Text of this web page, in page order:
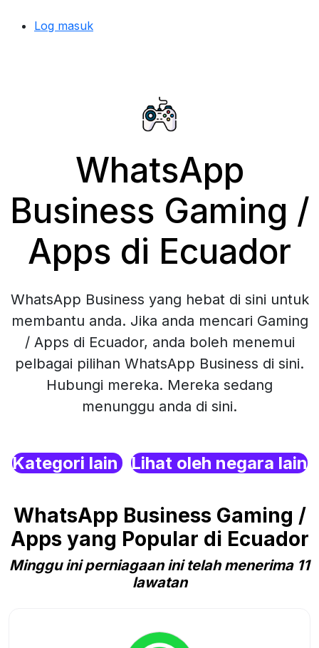
Log masuk
WhatsApp
Business Gaming /
Apps di Ecuador
WhatsApp Business yang hebat di sini untuk
membantu anda. Jika anda mencari Gaming
/ Apps di Ecuador, anda boleh menemui
pelbagai pilihan WhatsApp Business di sini.
Hubungi mereka. Mereka sedang
menunggu anda di sini.
Kategori lain Lihat oleh negara lain
WhatsApp Business Gaming /
Apps yang Popular di Ecuador
Minggu ini perniagaan ini telah menerima 11
lawatan